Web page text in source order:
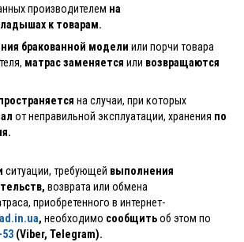
производителем на
к товарам.
бракованной модели или порчи товара
матрас заменяется или возвращаются
на случаи, при которых
от неправильной эксплуатации, хранения по
ситуации, требующей выполнения
возврата или обмена
приобретенного в интернет-
, необходимо сообщитьоб этом по
53 (Viber, Telegram).